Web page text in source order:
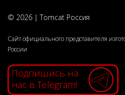
© 2026 | Tomcat Россия
Сайт официального представителя
России
Подпишись на
нас в Telegram!